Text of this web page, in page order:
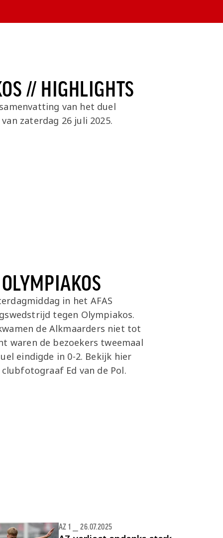
// HIGHLIGHTS
van het duel
zaterdag 26 juli 2025.
in het AFAS
tegen Olympiakos.
de Alkmaarders niet tot
waren de bezoekers tweemaal
eindigde in 0-2. Bekijk hier
Ed van de Pol.
AZ 1 ⎯26.07.2025